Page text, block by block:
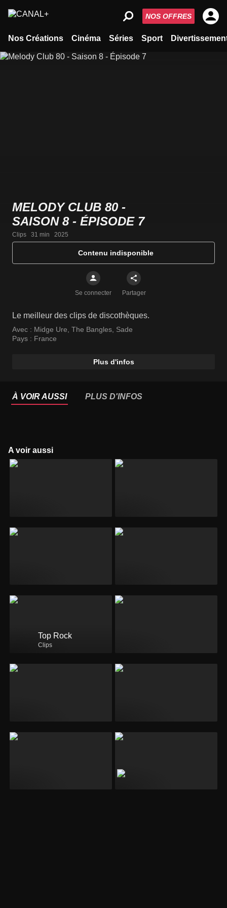
Nos Créations Cinéma Séries Sport
NOS OFFRES
MELODY CLUB 80 -
SAISON 8 - ÉPISODE 7
Clips   31 min   2025
Contenu indisponible
Se connecter Partager
Le meilleur des clips de discothèques.
Avec : Midge Ure The Bangles Sade
Pays : France
Plus d'infos
À VOIR AUSSI PLUS D'INFOS
A voir aussi
Top Rock
Clips